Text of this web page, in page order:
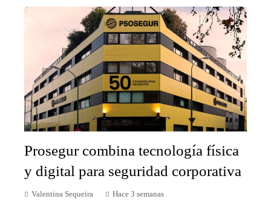
Prosegur combina tecnología física
y digital para seguridad corporativa
Valentina Sequeira Hace 3 semanas